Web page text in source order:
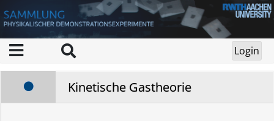
Kinetische Gastheorie